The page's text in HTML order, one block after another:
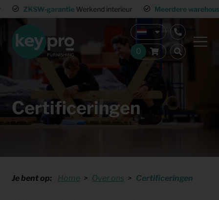
garantieWerkend interieur Meerdere warehouses
Certificeringen
Je bent op: Home Over ons Certificeringen